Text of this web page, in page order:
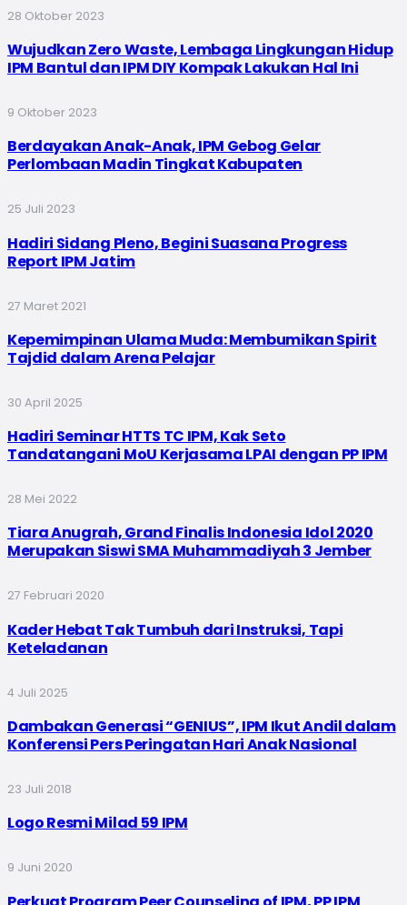
28 Oktober 2023
Wujudkan Zero Waste, Lembaga Lingkungan Hidup
IPM Bantul dan IPM DIY Kompak Lakukan Hal Ini
9 Oktober 2023
Berdayakan Anak-Anak, IPM Gebog Gelar
Perlombaan Madin Tingkat Kabupaten
25 Juli 2023
Hadiri Sidang Pleno, Begini Suasana Progress
Report IPM Jatim
27 Maret 2021
Kepemimpinan Ulama Muda: Membumikan Spirit
Tajdid dalam Arena Pelajar
30 April 2025
Hadiri Seminar HTTS TC IPM, Kak Seto
Tandatangani MoU Kerjasama LPAI dengan PP IPM
28 Mei 2022
Tiara Anugrah, Grand Finalis Indonesia Idol 2020
Merupakan Siswi SMA Muhammadiyah 3 Jember
27 Februari 2020
Kader Hebat Tak Tumbuh dari Instruksi, Tapi
Keteladanan
4 Juli 2025
Dambakan Generasi “GENIUS”, IPM Ikut Andil dalam
Konferensi Pers Peringatan Hari Anak Nasional
23 Juli 2018
Logo Resmi Milad 59 IPM
9 Juni 2020